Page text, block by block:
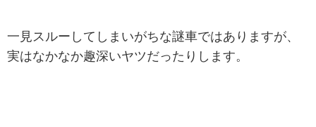
一見スルーしてしまいがちな謎車ではありますが、
実はなかなか趣深いヤツだったりします。